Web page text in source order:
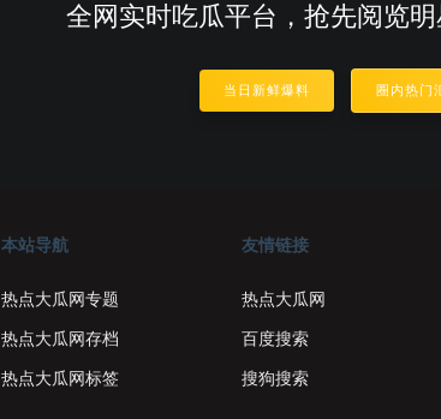
全网实时吃瓜平台，抢先阅览
当日新鲜爆料 圈内热门
本站导航
热点大瓜网专题
热点大瓜网存档
热点大瓜网标签
友情链接
热点大瓜网
百度搜索
搜狗搜索